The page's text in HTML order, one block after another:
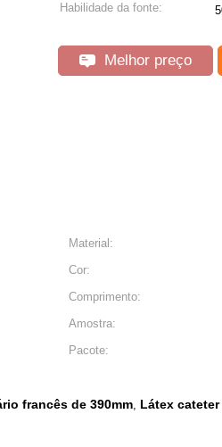
Habilidade da fonte:
Melhor preço
Material:
Cor:
Comprimento:
Amostra:
Pacote:
francês de 390mm, Látex